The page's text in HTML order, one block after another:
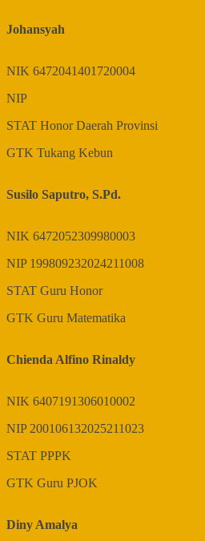
Johansyah
NIK 6472041401720004
NIP
STAT Honor Daerah Provinsi
GTK Tukang Kebun
Susilo Saputro, S.Pd.
NIK 6472052309980003
NIP 199809232024211008
STAT Guru Honor
GTK Guru Matematika
Chienda Alfino Rinaldy
NIK 6407191306010002
NIP200106132025211023
STAT PPPK
GTK Guru PJOK
Diny Amalya